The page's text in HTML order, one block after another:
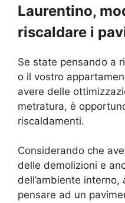
Laurentino,
riscaldare i
Se state pensando a
o il vostro
avere delle
metratura, è
riscaldamenti.
Considerando che
delle demolizioni e
dell’ambiente
pensare ad un